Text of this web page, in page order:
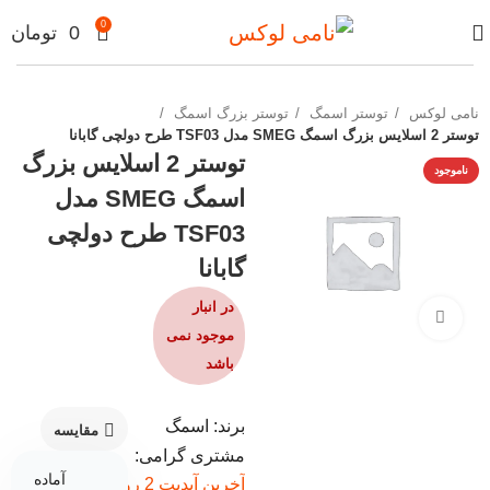
0
0 تومان
نامی لوکس توستر اسمگ
توستر بزرگ اسمگ
توستر 2 اسلایس بزرگ اسمگ SMEG مدل TSF03 طرح دولچی گابانا
ناموجود
برای بزرگنمایی کلیک کنید
توستر 2 اسلایس بزرگ
اسمگ SMEG مدل
TSF03 طرح دولچی
گابانا
در انبار
موجود نمی
باشد
برند: اسمگ
مشتری گرامی:
آخرین آپدیت 2 روز پیش
مقایسه
آماده